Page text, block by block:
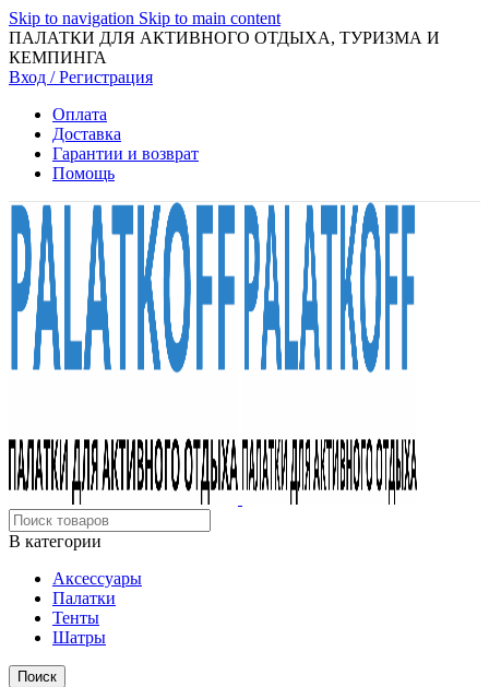
Skip to navigation Skip to main content
ПАЛАТКИ ДЛЯ АКТИВНОГО ОТДЫХА, ТУРИЗМА И
КЕМПИНГА
Вход / Регистрация
Оплата
Доставка
Гарантии и возврат
Помощь
В категории
Аксессуары
Палатки
Тенты
Шатры
Поиск